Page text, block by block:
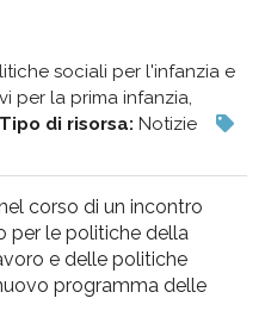
sociali per l'infanzia e
per la prima infanzia,
Tipo di risorsa: Notizie
corso di un incontro
per le politiche della
e delle politiche
programma delle